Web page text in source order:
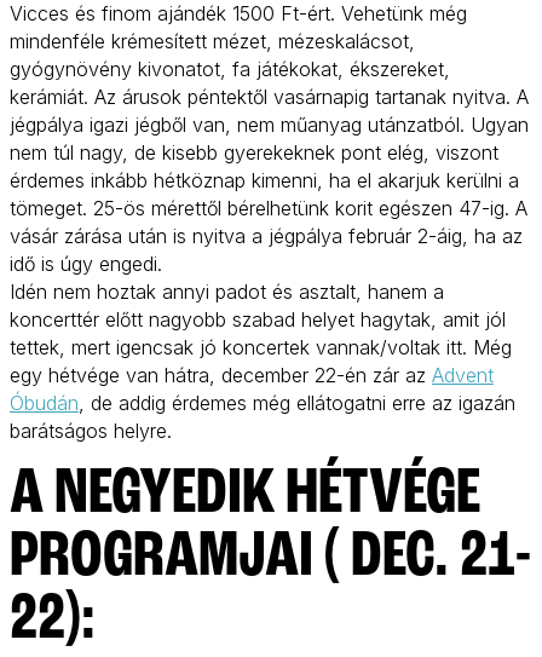
Vicces és finom ajándék 1500 Ft-ért. Vehetünk még
mindenféle krémesített mézet, mézeskalácsot,
gyógynövény kivonatot, fa játékokat, ékszereket,
kerámiát. Az árusok péntektől vasárnapig tartanak nyitva. A
jégpálya igazi jégből van, nem műanyag utánzatból. Ugyan
nem túl nagy, de kisebb gyerekeknek pont elég, viszont
érdemes inkább hétköznap kimenni, ha el akarjuk kerülni a
tömeget. 25-ös mérettől bérelhetünk korit egészen 47-ig. A
vásár zárása után is nyitva a jégpálya február 2-áig, ha az
idő is úgy engedi.
Idén nem hoztak annyi padot és asztalt, hanem a
koncerttér előtt nagyobb szabad helyet hagytak, amit jól
tettek, mert igencsak jó koncertek vannak/voltak itt. Még
egy hétvége van hátra, december 22-én zár az Advent
Óbudán, de addig érdemes még ellátogatni erre az igazán
barátságos helyre.
A NEGYEDIK HÉTVÉGE
PROGRAMJAI ( DEC. 21-
22):